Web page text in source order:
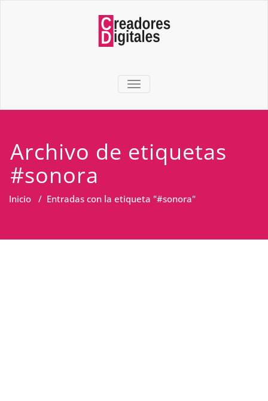
TOGGLE NAVIGATION
Archivo de etiquetas
#sonora
Inicio / Entradas con la etiqueta "#sonora"